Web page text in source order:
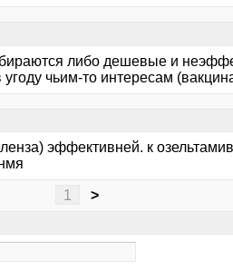
либо дешевые и
чьим-то интересам
эффективней. к
1 >